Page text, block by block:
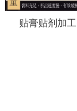
贴膏贴剂加工